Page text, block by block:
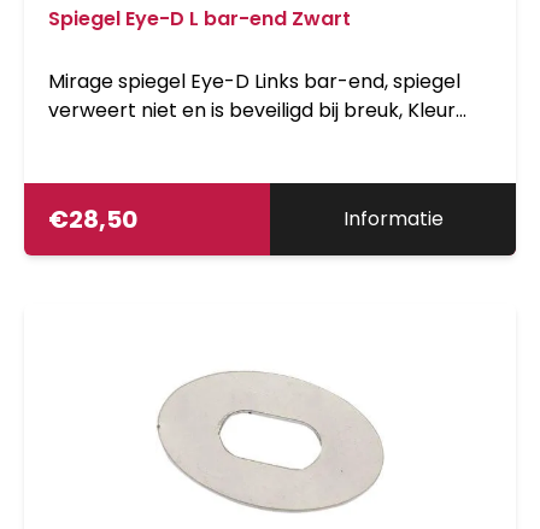
Spiegel Eye-D L bar-end Zwart
Mirage spiegel Eye-D Links bar-end, spiegel
verweert niet en is beveiligd bij breuk, Kleur
€28,50 Informatie